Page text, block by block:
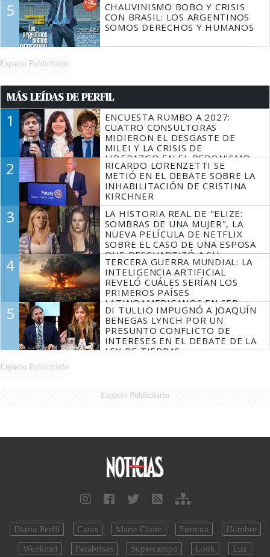
5
CHAUVINISMO BOBO Y CRISIS
CON BRASIL: LOS ARGENTINOS
SOMOS DERECHOS Y HUMANOS
Espacio Publicitario
MÁS LEÍDAS DE PERFIL
1
ENCUESTA RUMBO A 2027:
CUATRO CONSULTORAS
MIDIERON EL DESGASTE DE
MILEI Y LA CRISIS DE
LIDERAZGO EN EL PERONISMO
2
RICARDO LORENZETTI SE
METIÓ EN EL DEBATE SOBRE LA
INHABILITACIÓN DE CRISTINA
KIRCHNER
3
LA HISTORIA REAL DE "ELIZE:
SOMBRAS DE UNA MUJER", LA
NUEVA PELÍCULA DE NETFLIX
SOBRE EL CASO DE UNA ESPOSA
QUE DESCUARTIZÓ A SU
MARIDO
4
TERCERA GUERRA MUNDIAL: LA
INTELIGENCIA ARTIFICIAL
REVELÓ CUÁLES SERÍAN LOS
PRIMEROS PAÍSES
LATINOAMERICANOS EN SER
DERROTADOS
5
DI TULLIO IMPUGNÓ A JOAQUÍN
BENEGAS LYNCH POR UN
PRESUNTO CONFLICTO DE
INTERESES EN EL DEBATE DE LA
LEY DE TIERRAS
Espacio Publicitario
Espacio Publicitario
Diario Perfil Caras Marie Claire Fortuna
Hombre
Weekend
Parabrisas Supercampo Look Luz